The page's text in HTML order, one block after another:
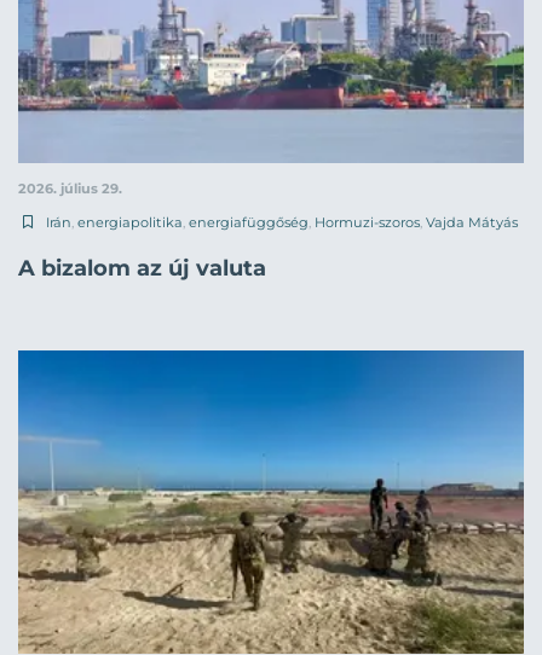
2026. július 29.
Irán, energiapolitika, energiafüggőség, Hormuzi-szoros, Vajda Mátyás
A bizalom az új valuta